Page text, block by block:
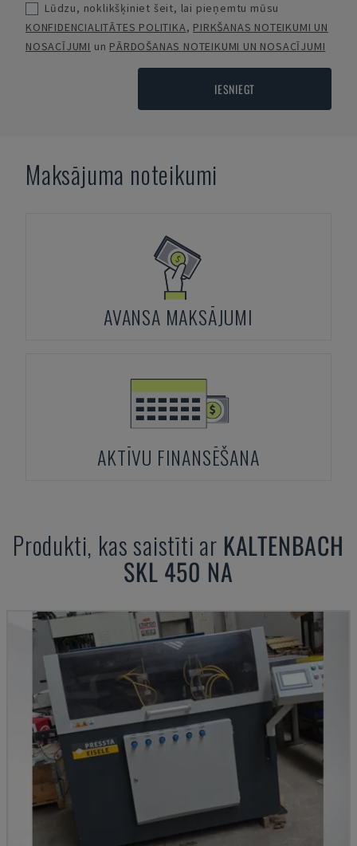
Lūdzu, noklikšķiniet šeit, lai pieņemtu mūsu
KONFIDENCIALITĀTES POLITIKA, PIRKŠANAS NOTEIKUMI UN
NOSACĪJUMI un PĀRDOŠANAS NOTEIKUMI UN NOSACĪJUMI
IESNIEGT
Maksājuma noteikumi
AVANSA MAKSĀJUMI
AKTĪVU FINANSĒŠANA
Produkti, kas saistīti ar KALTENBACH
SKL 450 NA